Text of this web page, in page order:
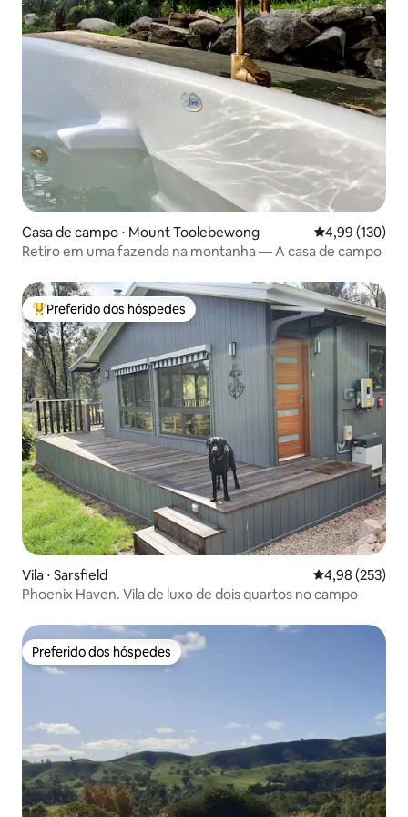
Casa de campo ⋅ Mount Toolebewong 4,99 de uma
4,99 (130)
Retiro em uma fazenda na montanha — A casa de campo
Entre os melhores preferidos dos hóspedes
Preferido dos hóspedes
Vila ⋅ Sarsfield 4,98 de uma
4,98 (253)
Phoenix Haven. Vila de luxo de dois quartos no campo
Preferido dos hóspedes
Preferido dos hóspedes